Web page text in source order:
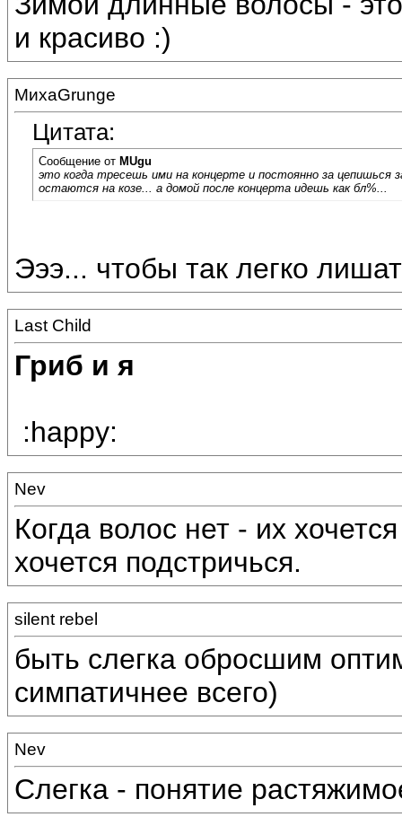
и красиво :)
МихаGrunge
Цитата:
Сообщение от MUgu
это когда тресешь ими на концерте и постоянно за
остаются на козе... а домой после концерта идешь как бл%...
Эээ... чтобы так легко
Last Child
Гриб и я
:happy:
Nev
Когда волос нет - их
хочется подстричься.
silent rebel
быть слегка обросшим
симпатичнее всего)
Nev
Слегка - понятие